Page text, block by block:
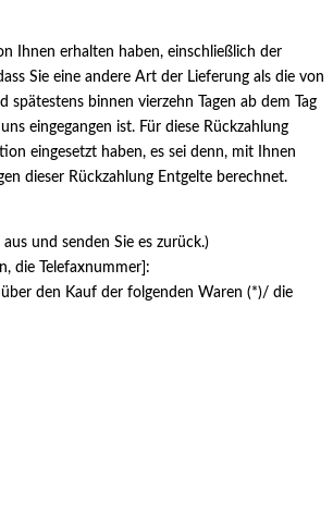
Ihnen erhalten haben, einschließlich der
Sie eine andere Art der Lieferung als die von
binnen vierzehn Tagen ab dem Tag
eingegangen ist. Für diese Rückzahlung
eingesetzt haben, es sei denn, mit Ihnen
dieser Rückzahlung Entgelte berechnet.
und senden Sie es zurück.)
die Telefaxnummer]:
den Kauf der folgenden Waren (*)/ die